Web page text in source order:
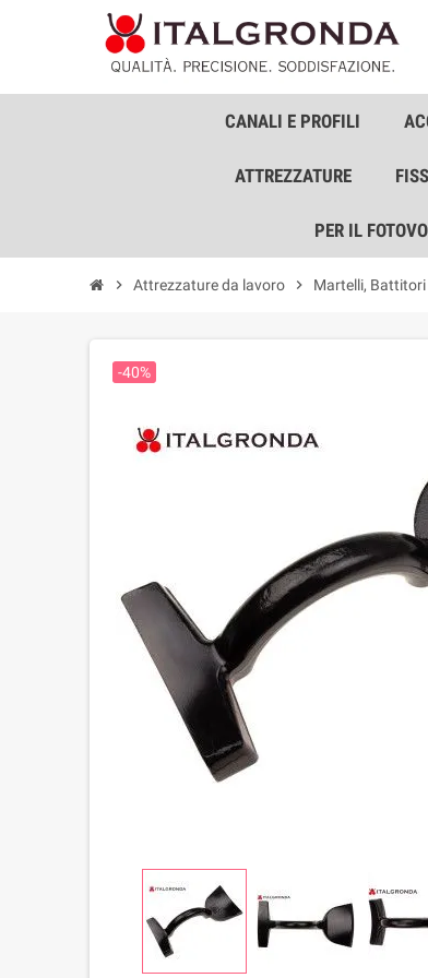
CANALI E PROFILI
ATTREZZATURE
PER IL
chevron_right Attrezzature da lavoro chevron_right Martelli, Battitori
-40%